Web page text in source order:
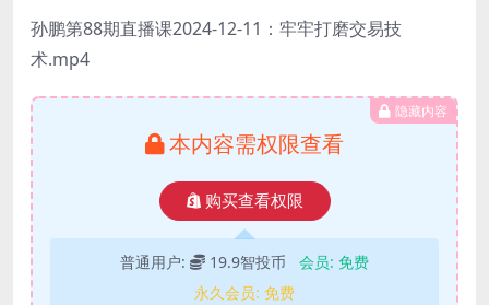
孙鹏第88期直播课2024-12-11：牢牢打磨交易技
术.mp4
隐藏内容
本内容需权限查看
购买查看权限
普通用户: 19.9智投币 会员: 免费
永久会员: 免费